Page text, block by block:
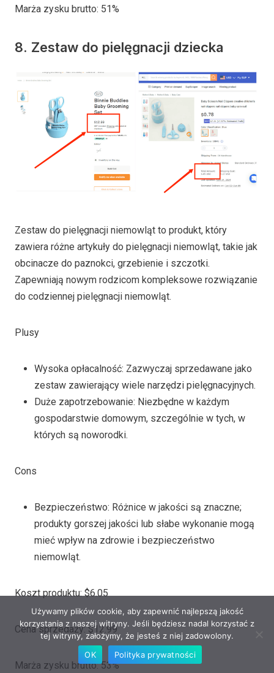
Marża zysku brutto: 51%
8. Zestaw do pielęgnacji dziecka
Zestaw do pielęgnacji niemowląt to produkt, który
zawiera różne artykuły do pielęgnacji niemowląt, takie jak
obcinacze do paznokci, grzebienie i szczotki.
Zapewniają nowym rodzicom kompleksowe rozwiązanie
do codziennej pielęgnacji niemowląt.
Plusy
Wysoka opłacalność: Zazwyczaj sprzedawane jako
zestaw zawierający wiele narzędzi pielęgnacyjnych.
Duże zapotrzebowanie: Niezbędne w każdym
gospodarstwie domowym, szczególnie w tych, w
których są noworodki.
Cons
Bezpieczeństwo: Różnice w jakości są znaczne;
produkty gorszej jakości lub słabe wykonanie mogą
mieć wpływ na zdrowie i bezpieczeństwo
niemowląt.
Koszt produktu: $6.05
Cena sprzedaży: $12.99
Marża zysku brutto: 53%
Używamy plików cookie, aby zapewnić najlepszą jakość
korzystania z naszej witryny. Jeśli będziesz nadal korzystać z
tej witryny, założymy, że jesteś z niej zadowolony.
OK
Polityka prywatności